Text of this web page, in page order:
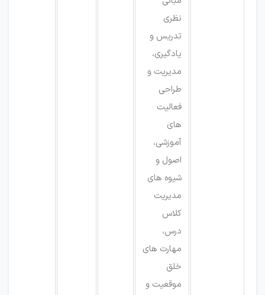
نظری
تدریس و
یادگیری،
مدیریت و
طراحی
فعالیت
های
آموزشی،
اصول و
شیوه های
مدیریت
کلاس
درس،
مهارت های
خلق
موقعیت و